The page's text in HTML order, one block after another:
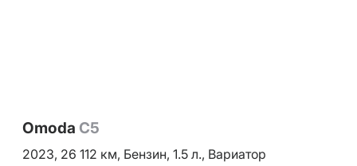
Omoda C5
2023, 26 112 км, Бензин, 1.5 л., Вариатор